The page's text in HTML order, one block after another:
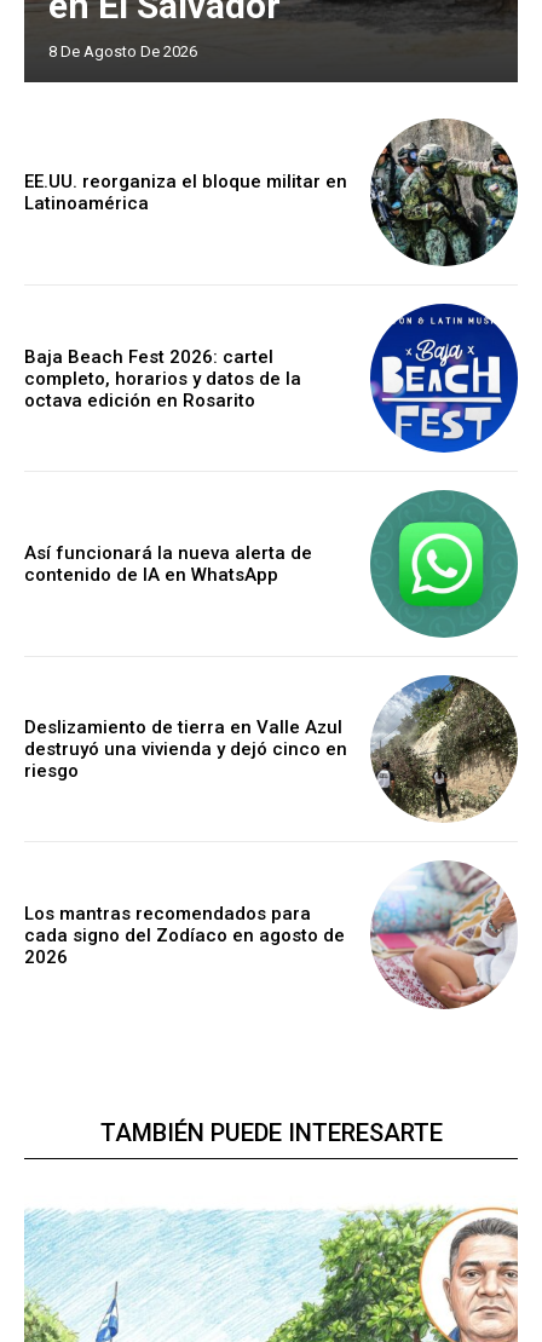
8 De Agosto De 2026
EE.UU. reorganiza el bloque militar en
Latinoamérica
Baja Beach Fest 2026: cartel
completo, horarios y datos de la
octava edición en Rosarito
Así funcionará la nueva alerta de
contenido de IA en WhatsApp
Deslizamiento de tierra en Valle Azul
destruyó una vivienda y dejó cinco en
riesgo
Los mantras recomendados para
cada signo del Zodíaco en agosto de
2026
TAMBIÉN PUEDE INTERESARTE